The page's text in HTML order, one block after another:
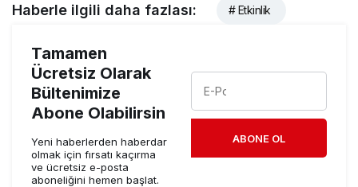
Haberle ilgili daha fazlası: # Etkinlik
Tamamen
Ücretsiz Olarak
Bültenimize
Abone Olabilirsin
Yeni haberlerden haberdar
olmak için fırsatı kaçırma
ve ücretsiz e-posta
aboneliğini hemen başlat.
ABONE OL